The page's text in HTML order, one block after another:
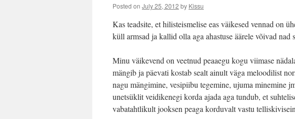
Posted on July 25, 2012 by Kissu
Kas teadsite, et hilisteismelise eas väikesed vennad on
küll armsad ja kallid olla aga ahastuse äärele võivad nad
Minu väikevend on veetnud peaaegu kogu viimase
mängib ja päevati kostab sealt ainult väga meloodilist
nagu mängimine, vesipiibu tegemine, ujuma minemine
unetsüklit veidikenegi korda ajada aga tundub, et
vabatahtlikult jooksen peaga korduvalt vastu